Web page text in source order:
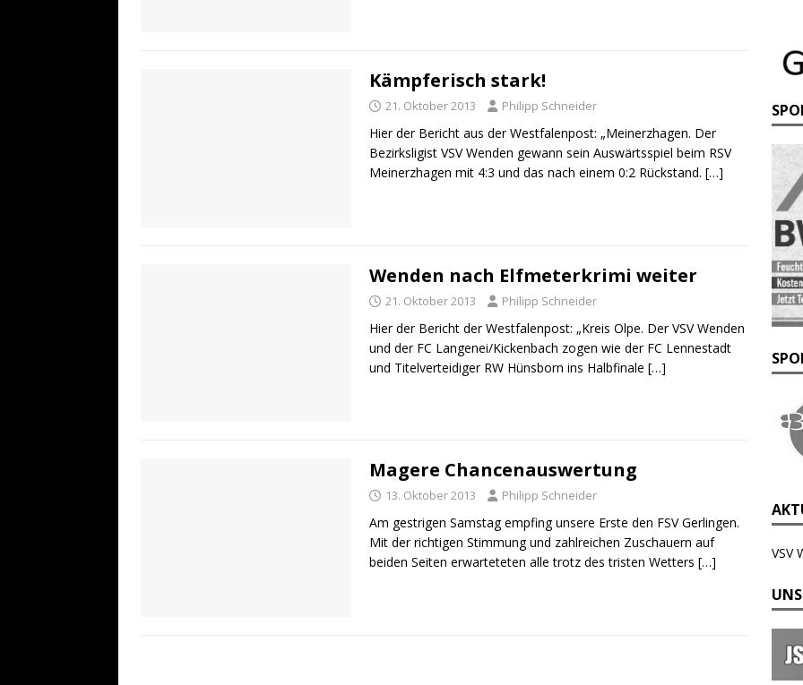
Kämpferisch stark!
21. Oktober 2013 Philipp Schneider
Hier der Bericht aus der Westfalenpost: „Meinerzhagen. Der
Bezirksligist VSV Wenden gewann sein Auswärtsspiel beim RSV
Meinerzhagen mit 4:3 und das nach einem 0:2 Rückstand. […]
Wenden nach Elfmeterkrimi weiter
21. Oktober 2013 Philipp Schneider
Hier der Bericht der Westfalenpost: „Kreis Olpe. Der VSV Wenden
und der FC Langenei/Kickenbach zogen wie der FC Lennestadt
und Titelverteidiger RW Hünsborn ins Halbfinale […]
Magere Chancenauswertung
13. Oktober 2013 Philipp Schneider
Am gestrigen Samstag empfing unsere Erste den FSV Gerlingen.
Mit der richtigen Stimmung und zahlreichen Zuschauern auf
beiden Seiten erwarteteten alle trotz des tristen Wetters […]
VSV